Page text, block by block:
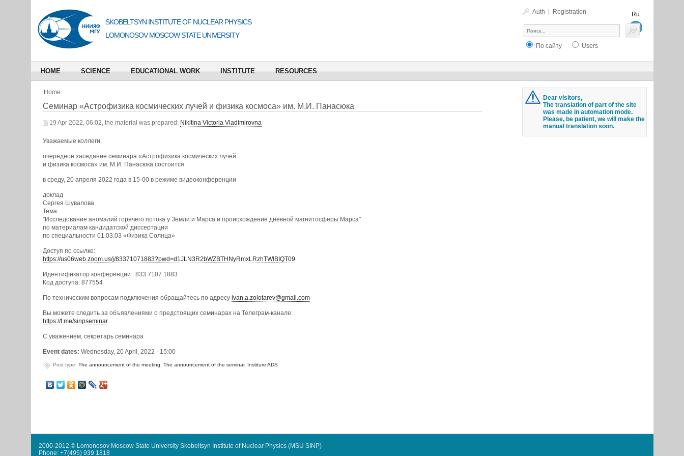
Auth Registration
Ru
En
SKOBELTSYN INSTITUTE OF NUCLEAR PHYSICS
LOMONOSOV MOSCOW STATE UNIVERSITY
По сайту Users
HOME SCIENCE EDUCATIONAL WORK INSTITUTE RESOURCES
Home
Семинар «Астрофизика космических лучей и физика космоса» им. М.И. Панасюка
19 Apr 2022, 06:02, the material was prepared: Nikitina Victoria Vladimirovna
Уважаемые коллеги,
очередное заседание семинара «Астрофизика космических лучей
и физика космоса» им. М.И. Панасюка состоится
в среду, 20 апреля 2022 года в 15-00 в режиме видеоконференции
доклад
Сергея Шувалова
Тема:
"Исследование аномалий горячего потока у Земли и Марса и происхождение дневной магнитосферы Марса"
по материалам кандидатской диссертации
по специальности 01.03.03 «Физика Солнца»
Доступ по ссылке:
https://us06web.zoom.us/j/83371071883?pwd=d1JLN3R2bWZBTHNyRmxLRzhTWlBIQT09
Идентификатор конференции:: 833 7107 1883
Код доступа: 877554
По техническим вопросам подключения обращайтесь по адресу ivan.a.zolotarev@gmail.com
Вы можете следить за объявлениями о предстоящих семинарах на Телеграм-канале:
https://t.me/sinpseminar
С уважением, секретарь семинара
Event dates: Wednesday, 20 April, 2022 - 15:00
Post type: The announcement of the meeting The announcement of the seminar, Institure ADS
Dear visitors,
The translation of part of the site
was made in automation mode.
Please, be patient, we will make the
manual translation soon.
2000-2012 © Lomonosov Moscow State University Skobeltsyn Institute of Nuclear Physics (MSU SINP)
Phone: +7(495) 939 1818